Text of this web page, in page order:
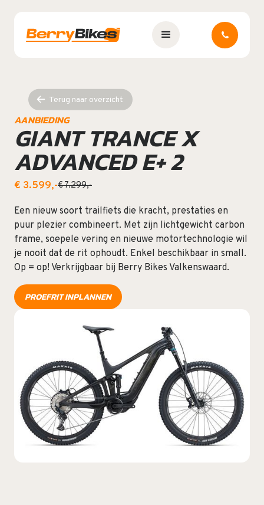
Terug naar overzicht
AANBIEDING
GIANT TRANCE X
ADVANCED E+ 2
€ 3.599,-€ 7.299,-
Een nieuw soort trailfiets die kracht, prestaties en
puur plezier combineert. Met zijn lichtgewicht carbon
frame, soepele vering en nieuwe motortechnologie wil
je nooit dat de rit ophoudt. Enkel beschikbaar in small.
Op = op! Verkrijgbaar bij Berry Bikes Valkenswaard.
PROEFRIT INPLANNEN